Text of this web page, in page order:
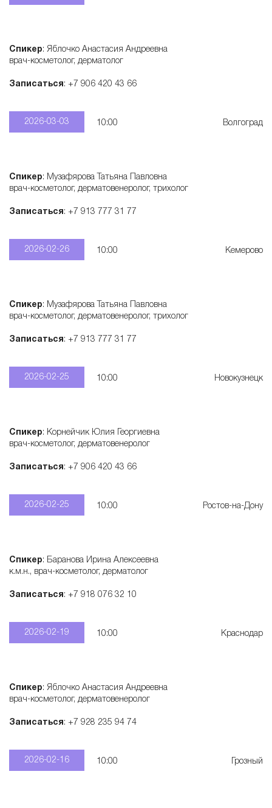
Спикер: Яблочко Анастасия Андреевна
врач-косметолог, дерматолог
Записаться: +7 906 420 43 66
2026-03-03 10:00 Волгоград
Спикер: Музафярова Татьяна Павловна
врач-косметолог, дерматовенеролог, трихолог
Записаться: +7 913 777 31 77
2026-02-26 10:00 Кемерово
Спикер: Музафярова Татьяна Павловна
врач-косметолог, дерматовенеролог, трихолог
Записаться: +7 913 777 31 77
2026-02-25 10:00 Новокузнецк
Спикер: Корнейчик Юлия Георгиевна
врач-косметолог, дерматовенеролог
Записаться: +7 906 420 43 66
2026-02-25 10:00 Ростов-на-Дону
Спикер: Баранова Ирина Алексеевна
к.м.н., врач-косметолог, дерматолог
Записаться: +7 918 076 32 10
2026-02-19 10:00 Краснодар
Спикер: Яблочко Анастасия Андреевна
врач-косметолог, дерматовенеролог
Записаться: +7 928 235 94 74
2026-02-16 10:00 Грозный